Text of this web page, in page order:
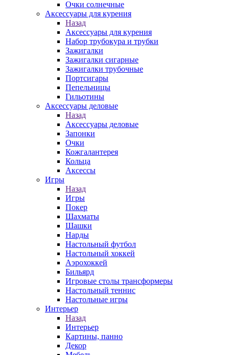
Очки солнечные
Аксессуары для курения
Назад
Аксессуары для курения
Набор трубокура и трубки
Зажигалки
Зажигалки сигарные
Зажигалки трубочные
Портсигары
Пепельницы
Гильотины
Аксессуары деловые
Назад
Аксессуары деловые
Запонки
Очки
Кожгалантерея
Кольца
Аксессы
Игры
Назад
Игры
Покер
Шахматы
Шашки
Нарды
Настольный футбол
Настольный хоккей
Аэрохоккей
Бильярд
Игровые столы трансформеры
Настольный теннис
Настольные игры
Интерьер
Назад
Интерьер
Картины, панно
Декор